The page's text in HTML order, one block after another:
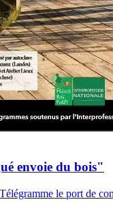
envoie du bois"
le port de